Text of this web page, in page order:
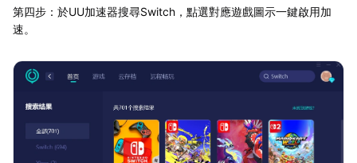
第四步：於UU加速器搜尋Switch，點選對應遊戲圖示一鍵啟用加
速。